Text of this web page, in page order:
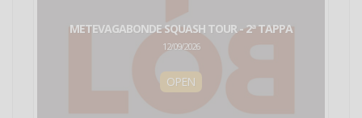
METEVAGABONDE SQUASH TOUR - 2ª TAPPA
12/09/2026
OPEN